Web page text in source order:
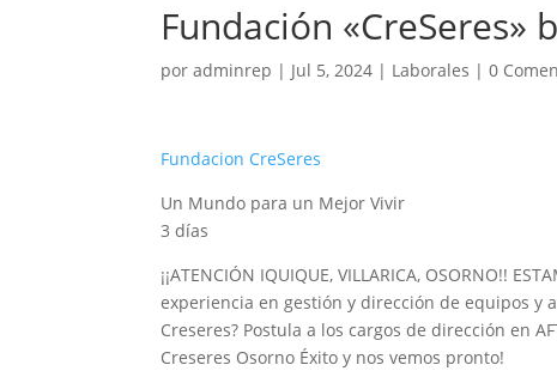
Fundación «CreSeres»
poradminrep | Jul 5, 2024 | Laborales |0
Fundacion CreSeres
Un Mundo para un Mejor Vivir
3 días
¡¡ATENCIÓN IQUIQUE, VILLARICA, OSORNO!!
experiencia en gestión y dirección de equipos y
Creseres? Postula a los cargos de dirección en
Creseres Osorno Éxito y nos vemos pronto!